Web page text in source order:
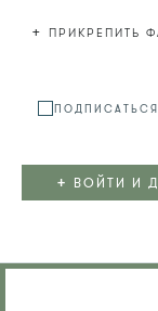
+ ПРИКРЕПИТЬ
+ ВОЙТИ И